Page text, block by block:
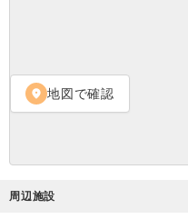
location_on 地図で確認
周辺施設